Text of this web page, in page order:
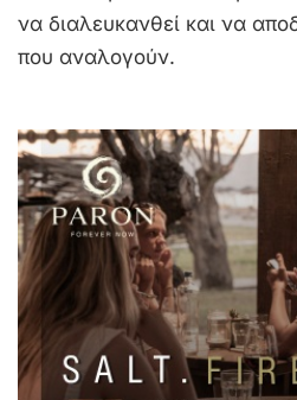
να διαλευκανθεί και να
που αναλογούν.